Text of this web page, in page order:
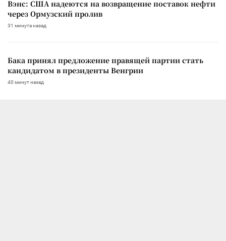
Вэнс: США надеются на возвращение поставок нефти
через Ормузский пролив
31 минута назад
Бака принял предложение правящей партии стать
кандидатом в президенты Венгрии
40 минут назад